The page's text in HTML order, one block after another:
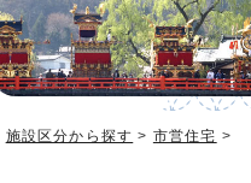
施設区分から探す > 市営住宅 >